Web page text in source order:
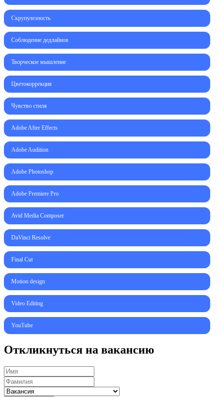
Скрупулезность
Соблюдение дедлайнов
Творческое мышление
Цветокоррекция
Чувство стиля
Adobe After Effects
Adobe Audition
Adobe Photoshop
Adobe Premiere Pro
Avid Media Composer
DaVinci Resolve
Final Cut
Motion design
Video Editing
YouTube
Откликнуться на вакансию